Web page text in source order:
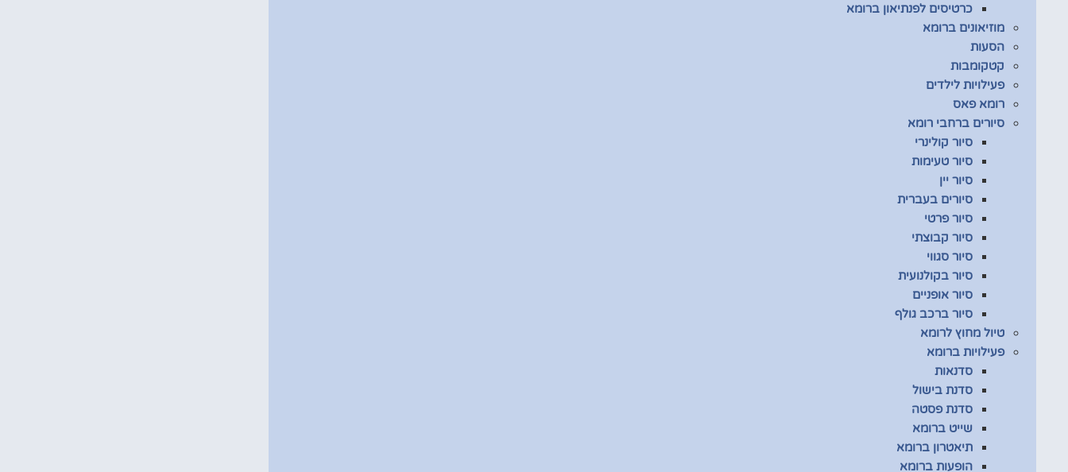
כרטיסים לפנתיאון ברומא
מוזיאונים ברומא
הסעות
קטקומבות
פעילויות לילדים
רומא פאס
סיורים ברחבי רומא
סיור קולינרי
סיור טעימות
סיור יין
סיורים בעברית
סיור פרטי
סיור קבוצתי
סיור סגווי
סיור בקולנועית
סיור אופניים
סיור ברכב גולף
טיול מחוץ לרומא
פעילויות ברומא
סדנאות
סדנת בישול
סדנת פסטה
שייט ברומא
תיאטרון ברומא
הופעות ברומא